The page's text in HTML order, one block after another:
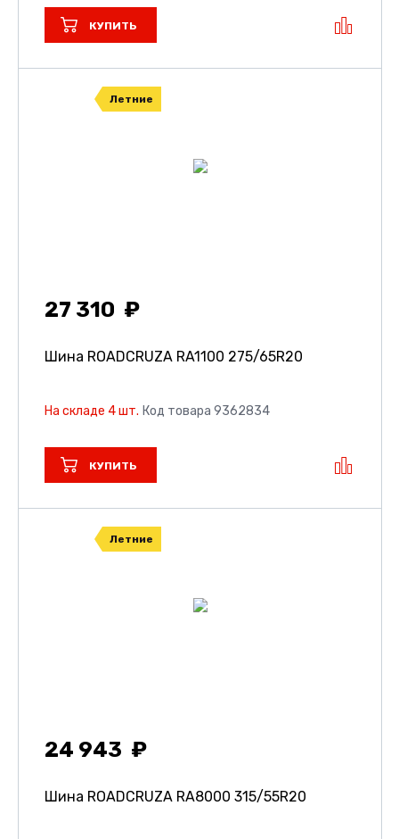
КУПИТЬ
Летние
27 310
Шина ROADCRUZA RA1100 275/65R20
На складе 4 шт. Код товара 9362834
КУПИТЬ
Летние
24 943
Шина ROADCRUZA RA8000 315/55R20